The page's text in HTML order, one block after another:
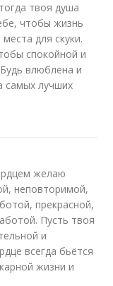
твоя душа
чтобы жизнь
для скуки.
спокойной и
влюблена и
самых лучших
желаю
неповторимой,
прекрасной,
Пусть твоя
и
всегда бьётся
жизни и